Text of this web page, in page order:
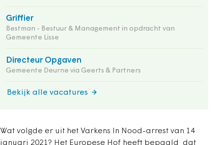
Griffier
Bestman - Bestuur & Management in opdracht van
Gemeente Lisse
Directeur Opgaven
Gemeente Deurne via Geerts & Partners
Bekijk alle vacatures
Wat volgde er uit het Varkens In Nood-arrest van 14
januari 2021? Het Europese Hof heeft bepaald dat